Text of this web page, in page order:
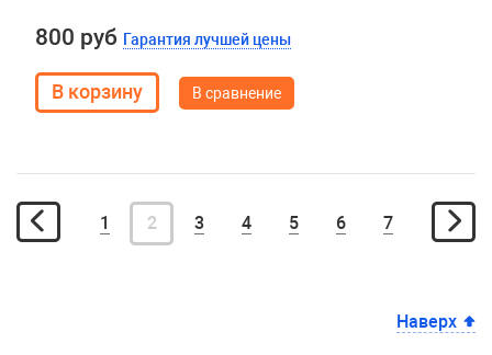
800 руб Гарантия лучшей цены
В сравнение
1 2 3 4 5 6 7
Наверх